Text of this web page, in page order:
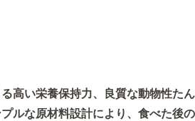
高い栄養保持力、良質な動物性たん
ルな原材料設計により、食べた後の